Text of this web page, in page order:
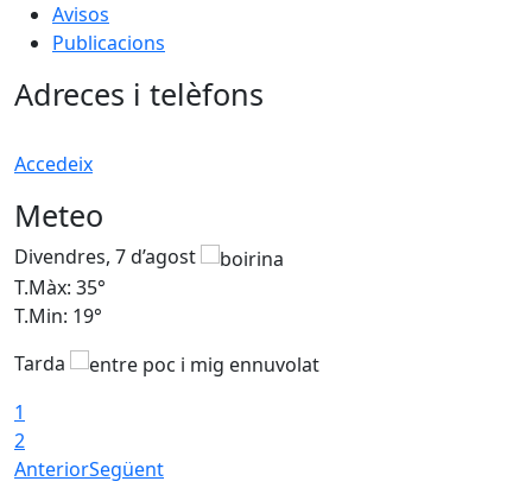
Avisos
Publicacions
Adreces i telèfons
Accedeix
Meteo
Divendres, 7 d’agost
T.Màx: 35°
T.Min: 19°
Tarda
1
2
AnteriorSegüent